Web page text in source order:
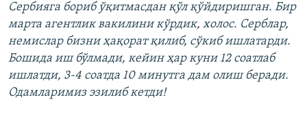
Сербияга бориб ўқитмасдан қўл қўйдиришган. Бир
марта агентлик вакилини кўрдик, холос. Серблар,
немислар бизни ҳақорат қилиб, сўкиб ишлатарди.
Бошида иш бўлмади, кейин ҳар куни 12 соатлаб
ишлатди, 3-4 соатда 10 минутга дам олиш беради.
Одамларимиз эзилиб кетди!